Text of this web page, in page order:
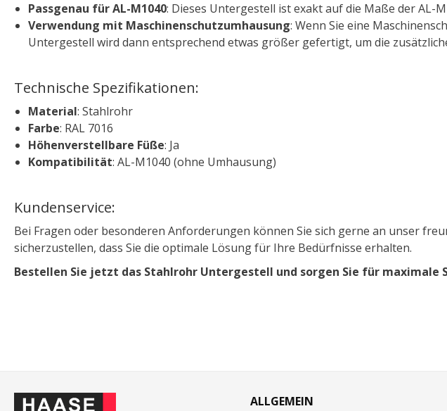
Passgenau für AL-M1040: Dieses Untergestell ist exakt auf die Maße der AL-
Verwendung mit Maschinenschutzumhausung: Wenn Sie eine
Untergestell wird dann entsprechend etwas größer gefertigt, um die
Technische Spezifikationen:
Material: Stahlrohr
Farbe: RAL 7016
Höhenverstellbare Füße: Ja
Kompatibilität: AL-M1040 (ohne Umhausung)
Kundenservice:
Bei Fragen oder besonderen Anforderungen können Sie sich gerne an unser
sicherzustellen, dass Sie die optimale Lösung für Ihre Bedürfnisse erhalten.
Bestellen Sie jetzt das Stahlrohr Untergestell und sorgen Sie für maximale
ALLGEMEIN